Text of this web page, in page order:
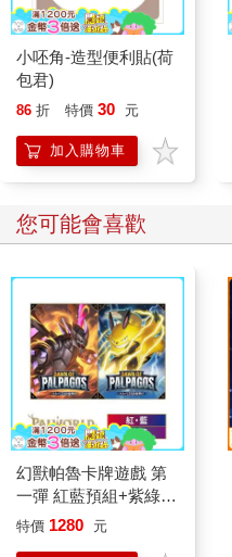
小呸角-造型便利貼(荷
包君)
86 折 特價 30 元
加入購物車
您可能會喜歡
幻獸帕魯卡牌遊戲 第
一彈 紅藍預組+紫綠預
組 Dawn of Palpagos
特價 1280 元